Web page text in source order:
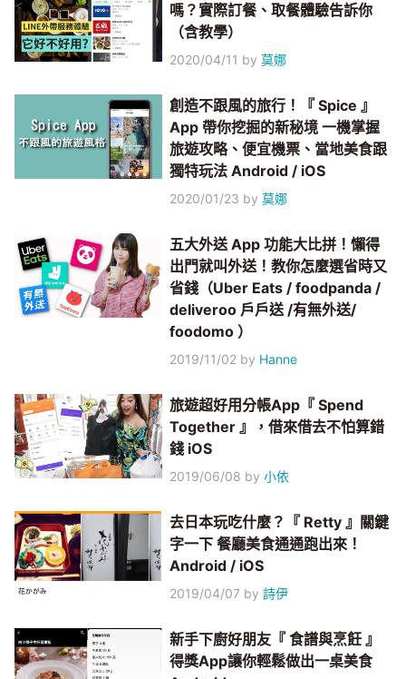
嗎？實際訂餐、取餐體驗告訴你
（含教學）
2020/04/11 by莫娜
創造不跟風的旅行！『 Spice 』
App 帶你挖掘的新秘境 一機掌握
旅遊攻略、便宜機票、當地美食跟
獨特玩法 Android / iOS
2020/01/23 by莫娜
五大外送 App 功能大比拼！懶得
出門就叫外送！教你怎麼選省時又
省錢（Uber Eats / foodpanda /
deliveroo 戶戶送 /有無外送/
foodomo ）
2019/11/02 by Hanne
旅遊超好用分帳App『 Spend
Together 』，借來借去不怕算錯
錢 iOS
2019/06/08 by小依
去日本玩吃什麼？『 Retty 』關鍵
字一下 餐廳美食通通跑出來！
Android / iOS
2019/04/07 by詩伊
新手下廚好朋友『 食譜與烹飪 』
得獎App讓你輕鬆做出一桌美食